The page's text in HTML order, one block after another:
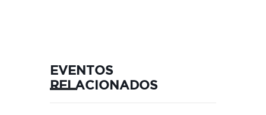
EVENTOS
RELACIONADOS